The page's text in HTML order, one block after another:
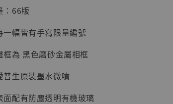
【店內現貨】海賊王
系列蒐藏雕像 布魯
克達摩 [7STARS
Studio]
：66版
一幅皆有手寫限量編號
框為 黑色磨砂金屬相框
普生原裝墨水微噴
面配有防塵透明有機玻璃